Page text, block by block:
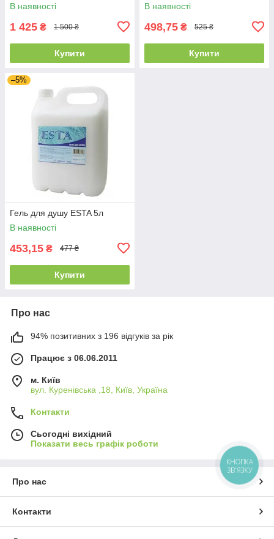
В наявності
1 425 ₴ 1 500 ₴
Купити
В наявності
498,75 ₴ 525 ₴
Купити
–5%
Гель для душу ESTA 5л
В наявності
453,15 ₴ 477 ₴
Купити
Про нас
94% позитивних з 196 відгуків за рік
Працює з 06.06.2011
м. Київ
вул. Куренівська ,18, Київ, Україна
Контакти
Сьогодні вихідний
Показати весь графік роботи
Про нас
Контакти
КНОПКА
ЗВ'ЯЗКУ